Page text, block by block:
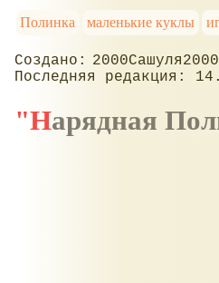
Полинка
маленькие куклы
2000Сашуля2000
"Нарядная